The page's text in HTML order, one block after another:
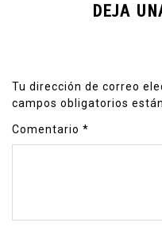
DEJA
Tu dirección de correo
campos obligatorios
Comentario *